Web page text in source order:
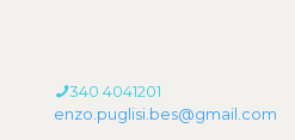
340 4041201
enzo.puglisi.bes@gmail.com